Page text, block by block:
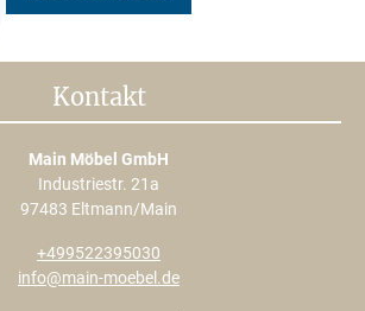
Kontakt
Main Möbel GmbH
Industriestr. 21a
97483 Eltmann/Main
+499522395030
info@main-moebel.de